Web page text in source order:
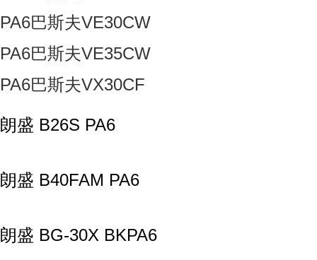
PA6巴斯夫VE30CW
PA6巴斯夫VE35CW
PA6巴斯夫VX30CF
朗盛 B26S PA6
朗盛 B40FAM PA6
朗盛 BG-30X BKPA6